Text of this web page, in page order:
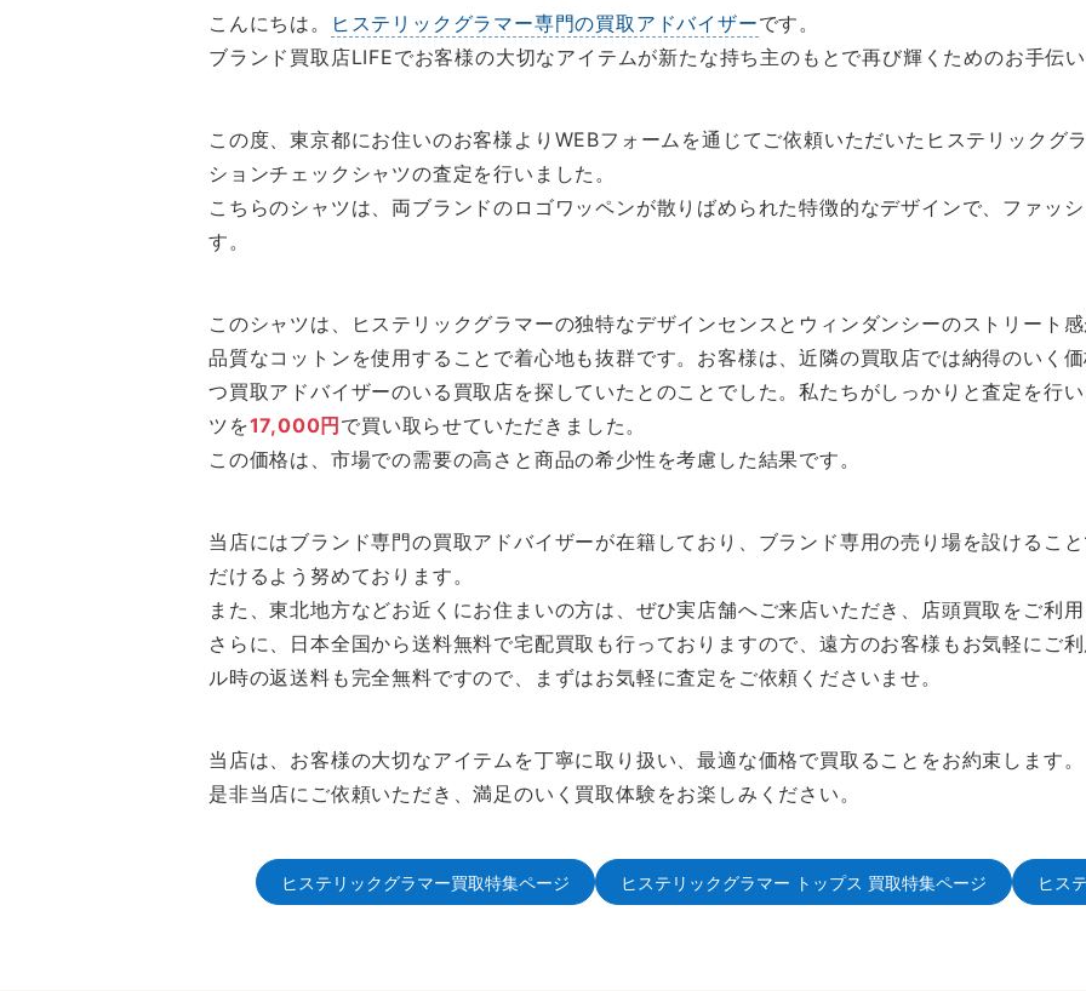
こんにちは。 ヒステリックグラマー専門の買取アドバイザーです。
ブランド買取店LIFEでお客様の大切なアイテムが新たな持ち主のもとで再び輝くためのお手伝
この度、東京都にお住いのお客様よりWEBフォームを通じてご依頼いただいたヒステリックグ
ションチェックシャツの査定を行いました。
こちらのシャツは、両ブランドのロゴワッペンが散りばめられた特徴的なデザインで、ファッ
す。
このシャツは、ヒステリックグラマーの独特なデザインセンスとウィンダンシーのストリート
品質なコットンを使用することで着心地も抜群です。お客様は、近隣の買取店では納得のいく
つ買取アドバイザーのいる買取店を探していたとのことでした。私たちがしっかりと査定を行
ツを17,000円 で買い取らせていただきました。
この価格は、市場での需要の高さと商品の希少性を考慮した結果です。
当店にはブランド専門の買取アドバイザーが在籍しており、ブランド専用の売り場を設けるこ
だけるよう努めております。
また、東北地方などお近くにお住まいの方は、ぜひ実店舗へご来店いただき、店頭買取をご利
さらに、日本全国から送料無料で宅配買取も行っておりますので、遠方のお客様もお気軽にご
ル時の返送料も完全無料ですので、まずはお気軽に査定をご依頼くださいませ。
当店は、お客様の大切なアイテムを丁寧に取り扱い、最適な価格で買取ることをお約束します。
是非当店にご依頼いただき、満足のいく買取体験をお楽しみください。
ヒステリックグラマー買取特集ページ ヒステリックグラマー トップス 買取特集ページ ヒス